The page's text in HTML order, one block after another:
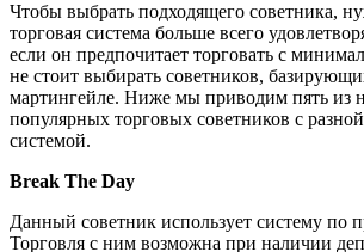
Чтобы выбрать подходящего советника,
торговая система больше всего
если он предпочитает торговать с
не стоит выбирать советников,
мартингейле. Ниже мы приводим пять из
популярных торговых советников с
системой.
Break The Day
Данный советник использует систему по
Торговля с ним возможна при наличии